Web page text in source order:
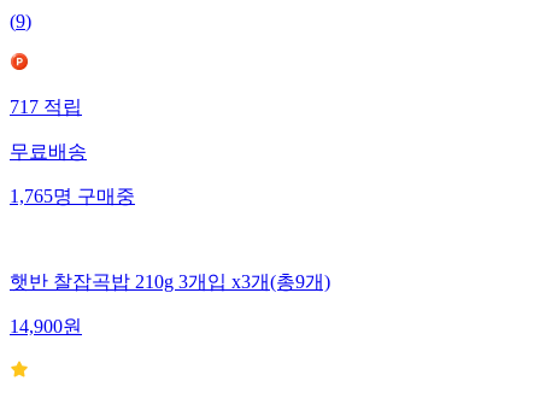
(9)
717적립
무료배송
1,765명구매중
햇반 찰잡곡밥 210g 3개입 x3개(총9개)
14,900원